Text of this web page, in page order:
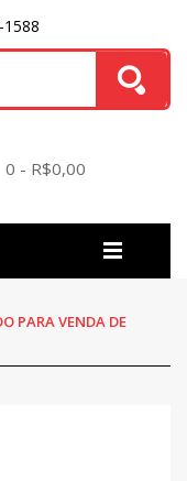
0 - R$0,00
PARA VENDA DE